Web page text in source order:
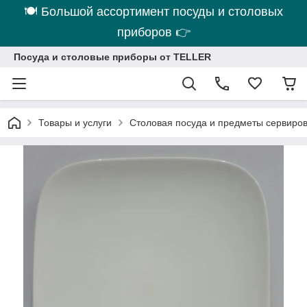
🍽 Большой ассортимент посуды и столовых
приборов 👉
Посуда и столовые приборы от TELLER
Товары и услуги Столовая посуда и предметы